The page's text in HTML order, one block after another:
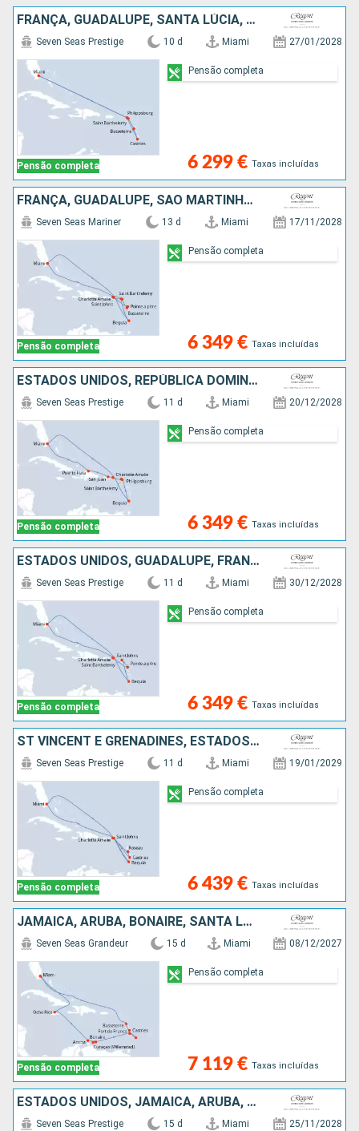
FRANÇA, GUADALUPE, SANTA LÚCIA, SÃO MARTINHO, ESTADOS UNIDOS
Pensão completa
Seven Seas Prestige 10 d Miami 27/01/2028
6 299 € Taxas incluídas
Pensão completa
FRANÇA, GUADALUPE, SÃO MARTINHO, ST VINCENT E GRENADINES, ESTADOS UNIDOS
Pensão completa
Seven Seas Mariner 13 d Miami 17/11/2028
6 349 € Taxas incluídas
Pensão completa
ESTADOS UNIDOS, REPÚBLICA DOMINICANA, PORTO RICO, SÃO MARTINHO, FRANÇA, ST VINCENT E GRENADINES
Pensão completa
Seven Seas Prestige 11 d Miami 20/12/2028
6 349 € Taxas incluídas
Pensão completa
ESTADOS UNIDOS, GUADALUPE, FRANÇA, ST VINCENT E GRENADINES
Pensão completa
Seven Seas Prestige 11 d Miami 30/12/2028
6 349 € Taxas incluídas
Pensão completa
ST VINCENT E GRENADINES, ESTADOS UNIDOS, SANTA LÚCIA, DOMINICA
Pensão completa
Seven Seas Prestige 11 d Miami 19/01/2029
6 439 € Taxas incluídas
Pensão completa
JAMAICA, ARUBA, BONAIRE, SANTA LÚCIA, BARBADOS, MARTINICA, GUADALUPE, ESTADOS UNIDOS
Pensão completa
Seven Seas Grandeur 15 d Miami 08/12/2027
7 119 € Taxas incluídas
Pensão completa
ESTADOS UNIDOS, JAMAICA, ARUBA, BONAIRE, GRENADA, ST VINCENT E GRENADINES, SANTA LÚCIA, GUADALUPE
Seven Seas Prestige 15 d Miami 25/11/2028